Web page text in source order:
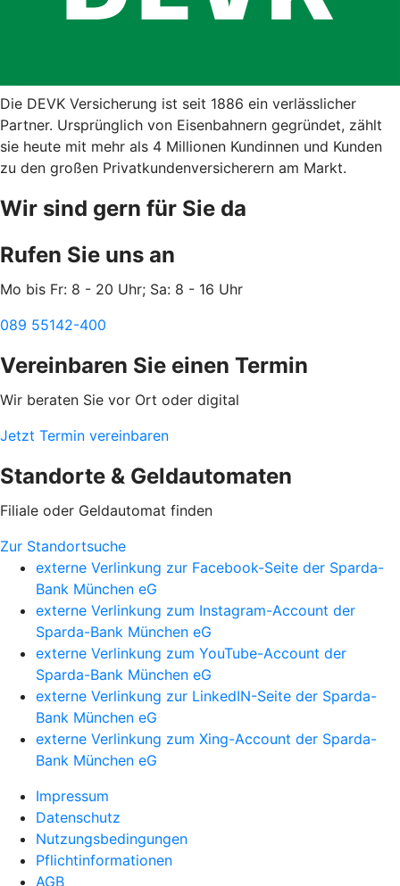
Die DEVK Versicherung ist seit 1886 ein verlässlicher
Partner. Ursprünglich von Eisenbahnern gegründet, zählt
sie heute mit mehr als 4 Millionen Kundinnen und Kunden
zu den großen Privatkundenversicherern am Markt.
Wir sind gern für Sie da
Rufen Sie uns an
Mo bis Fr: 8 - 20 Uhr; Sa: 8 - 16 Uhr
089 55142-400
Vereinbaren Sie einen Termin
Wir beraten Sie vor Ort oder digital
Jetzt Termin vereinbaren
Standorte & Geldautomaten
Filiale oder Geldautomat finden
Zur Standortsuche
externe Verlinkung zur Facebook-Seite der Sparda-
Bank München eG
externe Verlinkung zum Instagram-Account der
Sparda-Bank München eG
externe Verlinkung zum YouTube-Account der
Sparda-Bank München eG
externe Verlinkung zur LinkedIN-Seite der Sparda-
Bank München eG
externe Verlinkung zum Xing-Account der Sparda-
Bank München eG
Impressum
Datenschutz
Nutzungsbedingungen
Pflichtinformationen
AGB